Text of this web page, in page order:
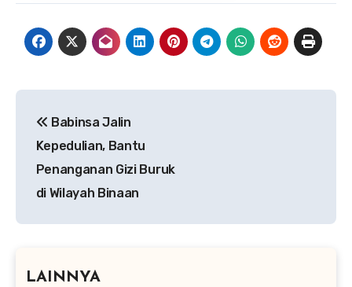
pos
‎Babinsa Jalin
Kepedulian, Bantu
Penanganan Gizi Buruk
di Wilayah Binaan
LAINNYA